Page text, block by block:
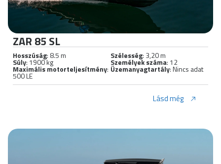
ZAR 85 SL
Hosszúság: 8.5 m Szélesség: 3,20 m
Súly: 1900 kg Személyek száma: 12
Maximális motorteljesítmény:
500 LE
Üzemanyagtartály: Nincs adat
Lásd még